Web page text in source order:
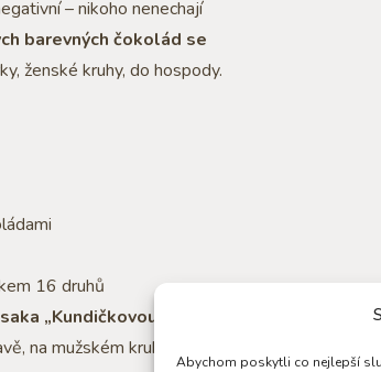
Abychom poskytli co nejlepší
– nikoho nenechají
barevných čokolád se
ženské kruhy, do hospody.
16 druhů
„Kundičkovou týden
na mužském kruhu.